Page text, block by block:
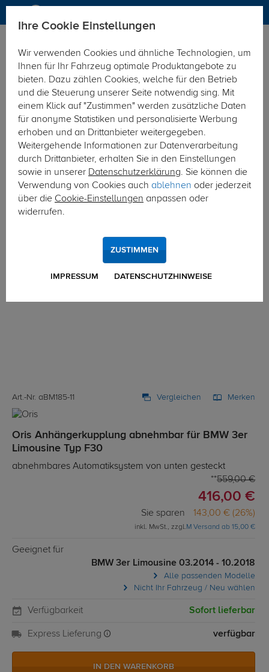
Hier geht's zur Fahrzeugübersicht: BMW 3er Limousine
Art.-Nr. aBM185-11 Vergleichen Merken
Oris Anhängerkupplung abnehmbar für BMW 3er
Limousine Typ F30
abnehmbares Automatiksystem von unten gesteckt
559,00 €
416,00 €
Sie sparen 143,00 € (26%)
inkl. MwSt., zzgl.M Versand ab 15,00 €
Geeignet für
BMW 3er Limousine 03.2014 - 10.2018
Alle passenden Modelle
Nicht Ihr Fahrzeug / Neu wählen
Verfügbarkeit Sofort lieferbar
Express Lieferung verfügbar
IN DEN WARENKORB
Ihre Cookie Einstellungen
Wir verwenden Cookies und ähnliche Technologien, um
Ihnen für Ihr Fahrzeug optimale Produktangebote zu
bieten. Dazu zählen Cookies, welche für den Betrieb
und die Steuerung unserer Seite notwendig sing. Mit
einem Klick auf "Zustimmen" werden zusätzliche Daten
für anonyme Statistiken und personalisierte Werbung
erhoben und an Drittanbieter weitergegeben.
Weitergehende Informationen zur Datenverarbeitung
durch Drittanbieter, erhalten Sie in den Einstellungen
sowie in unserer Datenschutzerklärung. Sie können die
Verwendung von Cookies auch ablehnen oder jederzeit
über die Cookie-Einstellungen anpassen oder
widerrufen.
IMPRESSUM DATENSCHUTZHINWEISE
ZUSTIMMEN